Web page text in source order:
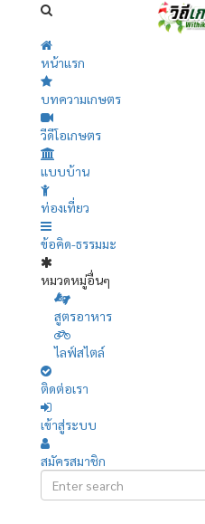
หน้าแรก
บทความเกษตร
วีดีโอเกษตร
แบบบ้าน
ท่องเที่ยว
ข้อคิด-ธรรมมะ
หมวดหมู่อื่นๆ
สูตรอาหาร
ไลฟ์สไตล์
ติดต่อเรา
เข้าสู่ระบบ
สมัครสมาชิก